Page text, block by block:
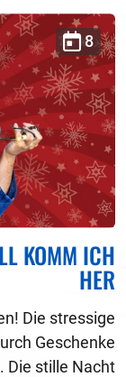
8
KOMM ICH H
ER
Die stressige
Geschenke
Die stille Nacht